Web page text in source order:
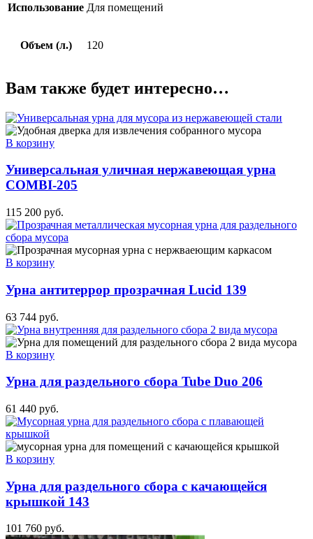
Использование Для помещений
Объем (л.) 120
Вам также будет интересно…
В корзину
Универсальная уличная нержавеющая урна
COMBI-205
115 200 руб.
В корзину
Урна антитеррор прозрачная Lucid 139
63 744 руб.
В корзину
Урна для раздельного сбора Tube Duo 206
61 440 руб.
В корзину
Урна для раздельного сбора с качающейся
крышкой 143
101 760 руб.